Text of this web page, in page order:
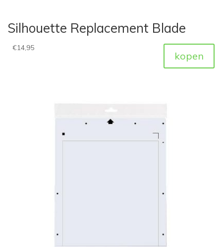
Silhouette Replacement Blade
€14,95
kopen